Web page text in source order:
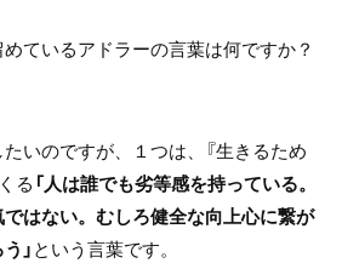
ているアドラーの言葉は何ですか？
いのですが、１つは、『生きるため
る 「人は誰でも劣等感を持っている。
はない。むしろ健全な向上心に繋が
」という言葉です。